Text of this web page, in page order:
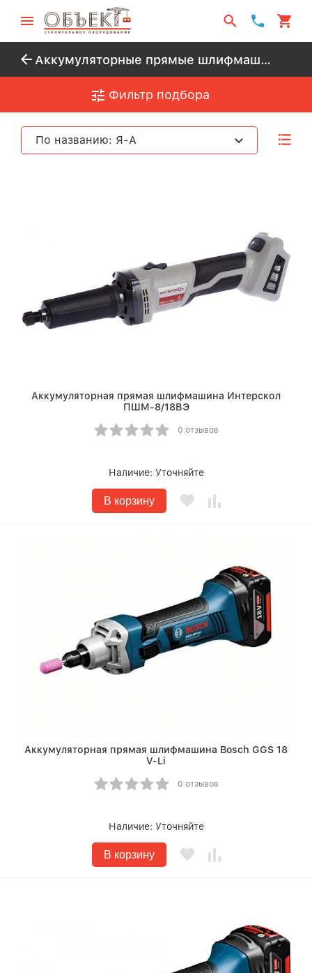
Аккумуляторные прямые шлифмашины
Фильтр подбора
По названию: Я-А
Аккумуляторная прямая шлифмашина Интерскол
ПШМ-8/18ВЭ
0 отзывов
Наличие: Уточняйте
В корзину
Аккумуляторная прямая шлифмашина Bosch GGS 18
V-Li
0 отзывов
Наличие: Уточняйте
В корзину